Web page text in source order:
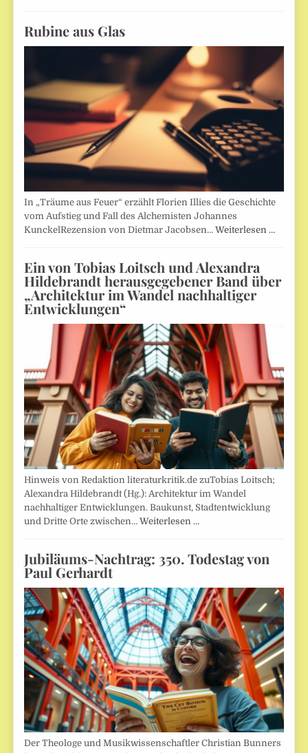
Rubine aus Glas
In „Träume aus Feuer“ erzählt Florien Illies die Geschichte
vom Aufstieg und Fall des Alchemisten Johannes
KunckelRezension von Dietmar Jacobsen…Weiterlesen …
Ein von Tobias Loitsch und Alexandra
Hildebrandt herausgegebener Band über
„Architektur im Wandel nachhaltiger
Entwicklungen“
Hinweis von Redaktion literaturkritik.de zuTobias Loitsch;
Alexandra Hildebrandt (Hg.): Architektur im Wandel
nachhaltiger Entwicklungen. Baukunst, Stadtentwicklung
und Dritte Orte zwischen…Weiterlesen …
Jubiläums-Nachtrag: 350. Todestag von
Paul Gerhardt
Der Theologe und Musikwissenschaftler Christian Bunners